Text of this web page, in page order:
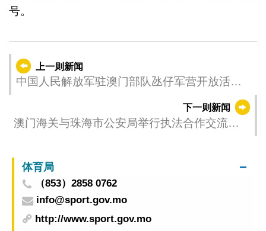
号。
上一则新闻
中国人民解放军驻澳门部队氹仔军营开放活动
下一则新闻
澳门海关与珠海市公安局举行执法合作交流会
体育局
（853）2858 0762
info@sport.gov.mo
http://www.sport.gov.mo